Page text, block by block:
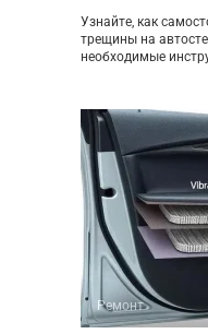
Узнайте, как
трещины на
необходимые
Ремонт